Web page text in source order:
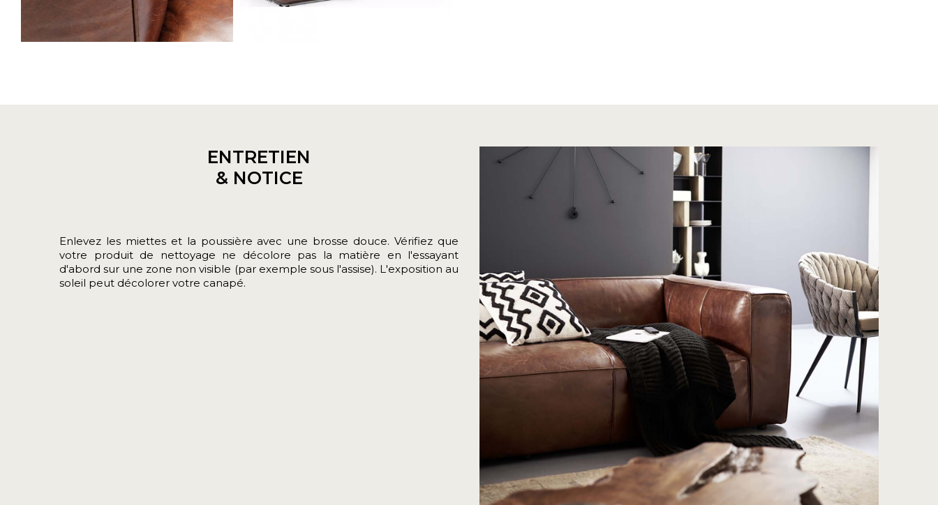
ENTRETIEN
& NOTICE
Enlevez les miettes et la poussière avec une brosse douce. Vérifiez que
votre produit de nettoyage ne décolore pas la matière en l'essayant
d'abord sur une zone non visible (par exemple sous l'assise). L'exposition au
soleil peut décolorer votre canapé.